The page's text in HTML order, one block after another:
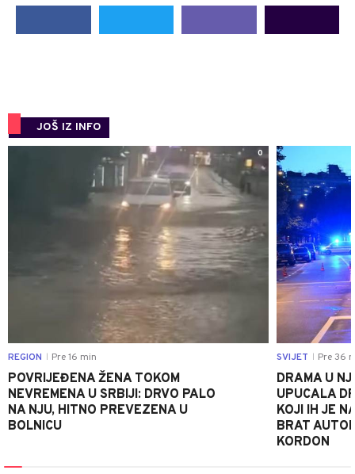
JOŠ IZ INFO
0
REGION Pre 16 min
POVRIJEĐENA ŽENA TOKOM
NEVREMENA U SRBIJI: DRVO PALO
NA NJU, HITNO PREVEZENA U
BOLNICU
SVIJET Pre 36
DRAMA U
UPUCALA
KOJI IH JE
BRAT
KORDON